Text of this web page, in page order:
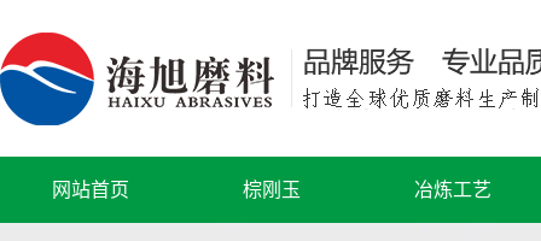
网站首页 棕刚玉 冶炼工艺